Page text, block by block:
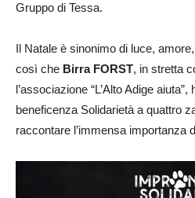
Gruppo di Tessa.
Il Natale è sinonimo di luce,
così che Birra FORST, in stretta
l’associazione “L’Alto Adige
beneficenza Solidarietà a quattro
raccontare l’immensa importanza